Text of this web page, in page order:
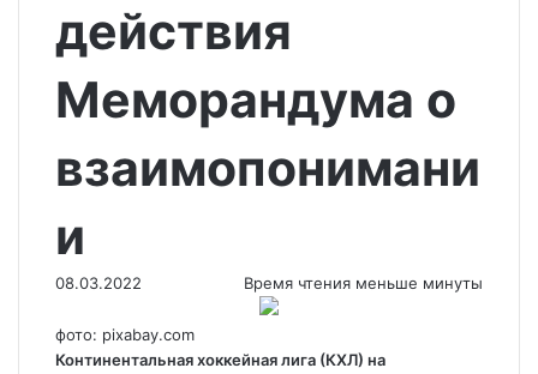
действия
Меморандума о
взаимопонимани
и
08.03.2022 Время чтения меньше минуты
фото: pixabay.com
Континентальная хоккейная лига (КХЛ) на